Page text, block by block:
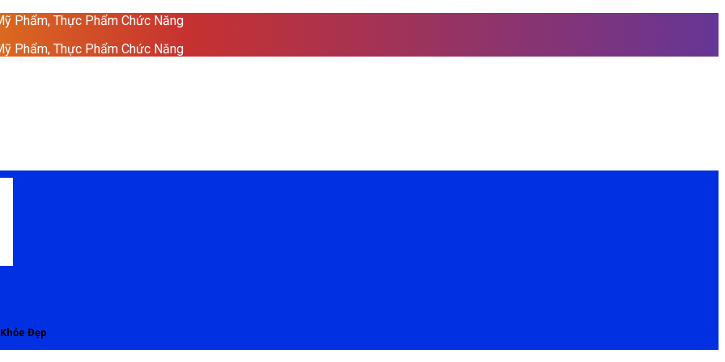
Phẩm, Thực Phẩm Chức Năng
Phẩm, Thực Phẩm Chức Năng
Đẹp